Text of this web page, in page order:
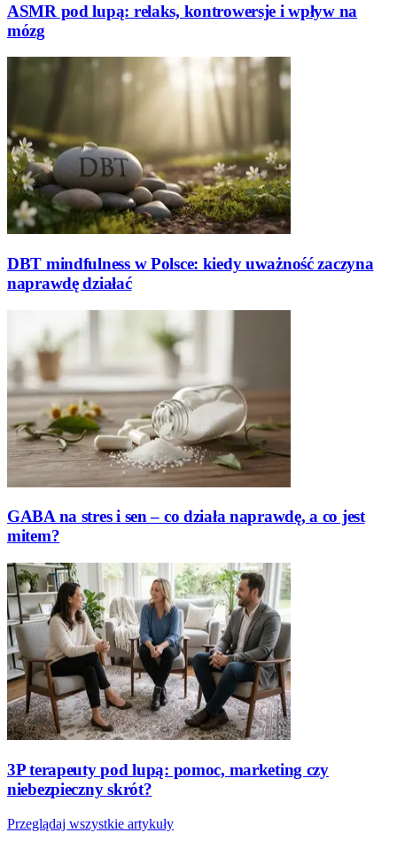
ASMR pod lupą: relaks, kontrowersje i wpływ na
mózg
DBT mindfulness w Polsce: kiedy uważność zaczyna
naprawdę działać
GABA na stres i sen – co działa naprawdę, a co jest
mitem?
3P terapeuty pod lupą: pomoc, marketing czy
niebezpieczny skrót?
Przeglądaj wszystkie artykuły